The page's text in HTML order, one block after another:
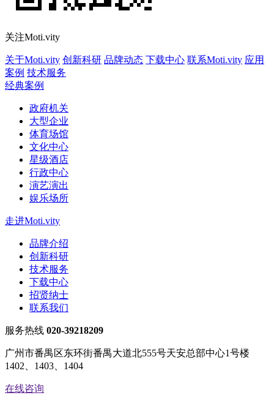
关注Moti.vity
关于Moti.vity 创新科研 品牌动态 下载中心 联系Moti.vity 应用
案例 技术服务
经典案例
政府机关
大型企业
体育场馆
文化中心
星级酒店
行政中心
演艺演出
娱乐场所
走进Moti.vity
品牌介绍
创新科研
技术服务
下载中心
招贤纳士
联系我们
服务热线 020-39218209
广州市番禺区东环街番禺大道北555号天安总部中心1号楼
1402、1403、1404
在线咨询